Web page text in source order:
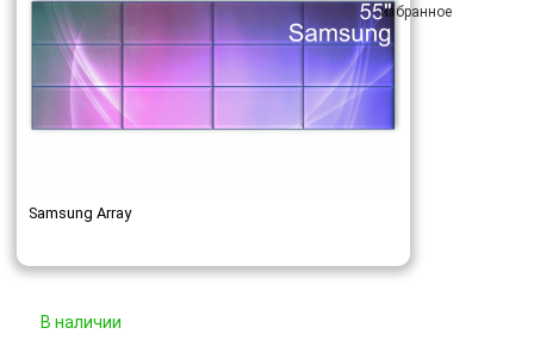
Samsung Array
В наличии